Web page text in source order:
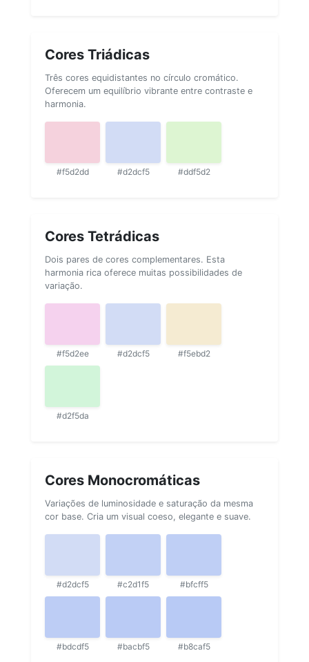
Cores Triádicas
Três cores equidistantes no círculo cromático.
Oferecem um equilíbrio vibrante entre contraste e
harmonia.
#f5d2dd #d2dcf5 #ddf5d2
Cores Tetrádicas
Dois pares de cores complementares. Esta
harmonia rica oferece muitas possibilidades de
variação.
#f5d2ee #d2dcf5 #f5ebd2
#d2f5da
Cores Monocromáticas
Variações de luminosidade e saturação da mesma
cor base. Cria um visual coeso, elegante e suave.
#d2dcf5 #c2d1f5 #bfcff5
#bdcdf5 #bacbf5 #b8caf5